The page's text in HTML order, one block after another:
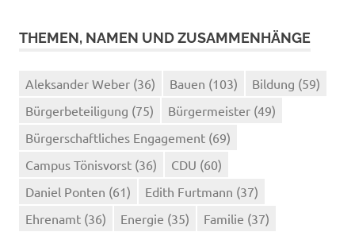
THEMEN, NAMEN UND ZUSAMMENHÄNGE
Aleksander Weber (36) Bauen (103) Bildung (59)
Bürgerbeteiligung (75) Bürgermeister (49)
Bürgerschaftliches Engagement (69)
Campus Tönisvorst (36) CDU (60)
Daniel Ponten (61) Edith Furtmann (37)
Ehrenamt (36) Energie (35) Familie (37)